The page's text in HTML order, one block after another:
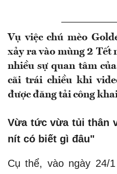
Vụ việc chú mèo
xảy ra vào mùng 2 Tết
nhiều sự quan tâm
cãi trái chiều khi
được đăng tải công
Vừa tức vừa tủi thân
nít có biết gì đâu"
Cụ thể, vào ngày 24/